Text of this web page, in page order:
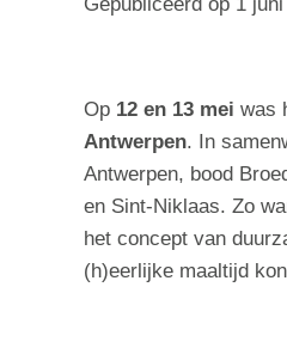
Op 12 en 13 mei was
Antwerpen. In
Antwerpen, bood
en Sint-Niklaas. Zo
het concept van
(h)eerlijke maaltijd